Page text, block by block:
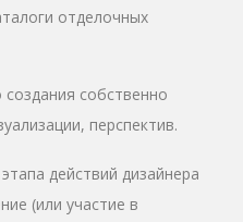
отделочных
собственно
перспектив.
действий дизайнера
(или участие в